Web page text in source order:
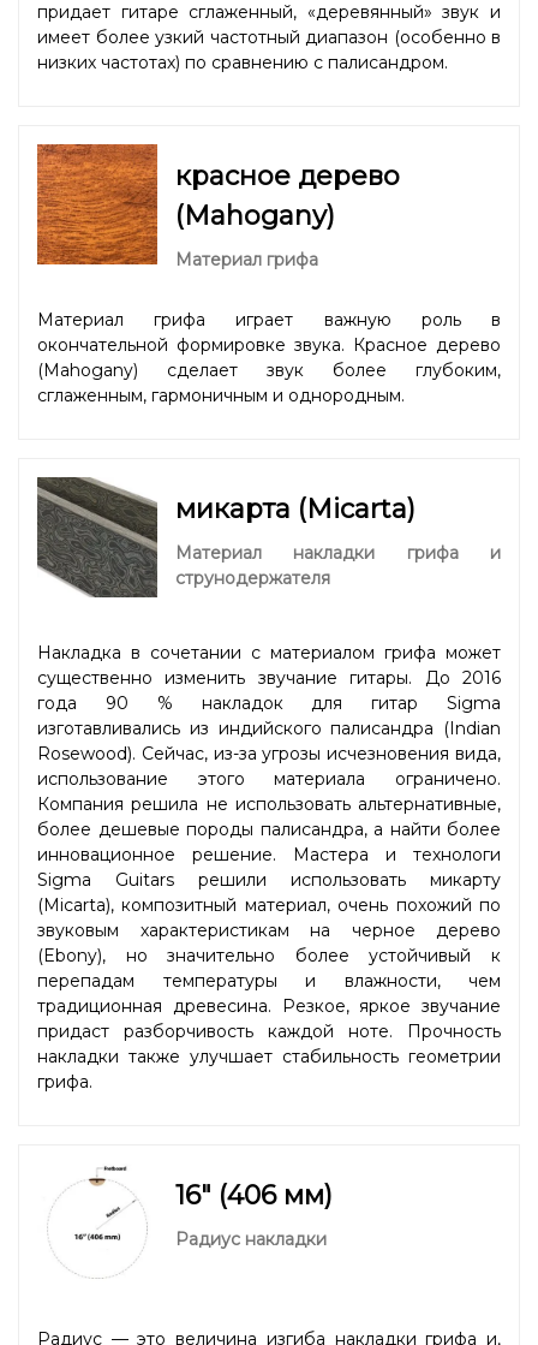
придает гитаре сглаженный, «деревянный» звук и
имеет более узкий частотный диапазон (особенно в
низких частотах) по сравнению с палисандром.
красное дерево
(Mahogany)
Материал грифа
Материал грифа играет важную роль в
окончательной формировке звука. Красное дерево
(Mahogany) сделает звук более глубоким,
сглаженным, гармоничным и однородным.
микарта (Micarta)
Материал накладки грифа и
струнодержателя
Накладка в сочетании с материалом грифа может
существенно изменить звучание гитары. До 2016
года 90 % накладок для гитар Sigma
изготавливались из индийского палисандра (Indian
Rosewood). Сейчас, из-за угрозы исчезновения вида,
использование этого материала ограничено.
Компания решила не использовать альтернативные,
более дешевые породы палисандра, а найти более
инновационное решение. Мастера и технологи
Sigma Guitars решили использовать микарту
(Micarta), композитный материал, очень похожий по
звуковым характеристикам на черное дерево
(Ebony), но значительно более устойчивый к
перепадам температуры и влажности, чем
традиционная древесина. Резкое, яркое звучание
придаст разборчивость каждой ноте. Прочность
накладки также улучшает стабильность геометрии
грифа.
16" (406 мм)
Радиус накладки
Радиус — это величина изгиба накладки грифа и,